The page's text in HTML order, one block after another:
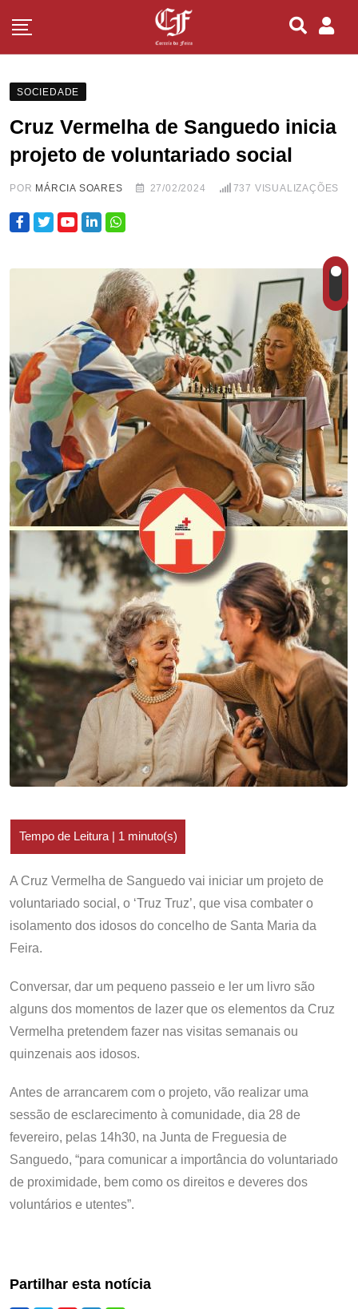
SOCIEDADE
Cruz Vermelha de Sanguedo inicia
projeto de voluntariado social
POR MÁRCIA SOARES 27/02/2024 737 VISUALIZAÇÕES
A Cruz Vermelha de Sanguedo vai iniciar um projeto de
voluntariado social, o ‘Truz Truz’, que visa combater o
isolamento dos idosos do concelho de Santa Maria da
Feira.
Conversar, dar um pequeno passeio e ler um livro são
alguns dos momentos de lazer que os elementos da Cruz
Vermelha pretendem fazer nas visitas semanais ou
quinzenais aos idosos.
Antes de arrancarem com o projeto, vão realizar uma
sessão de esclarecimento à comunidade, dia 28 de
fevereiro, pelas 14h30, na Junta de Freguesia de
Sanguedo, “para comunicar a importância do voluntariado
de proximidade, bem como os direitos e deveres dos
voluntários e utentes”.
Partilhar esta notícia